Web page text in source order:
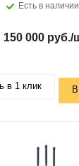
Есть в наличии
150 000 руб./
в 1 клик